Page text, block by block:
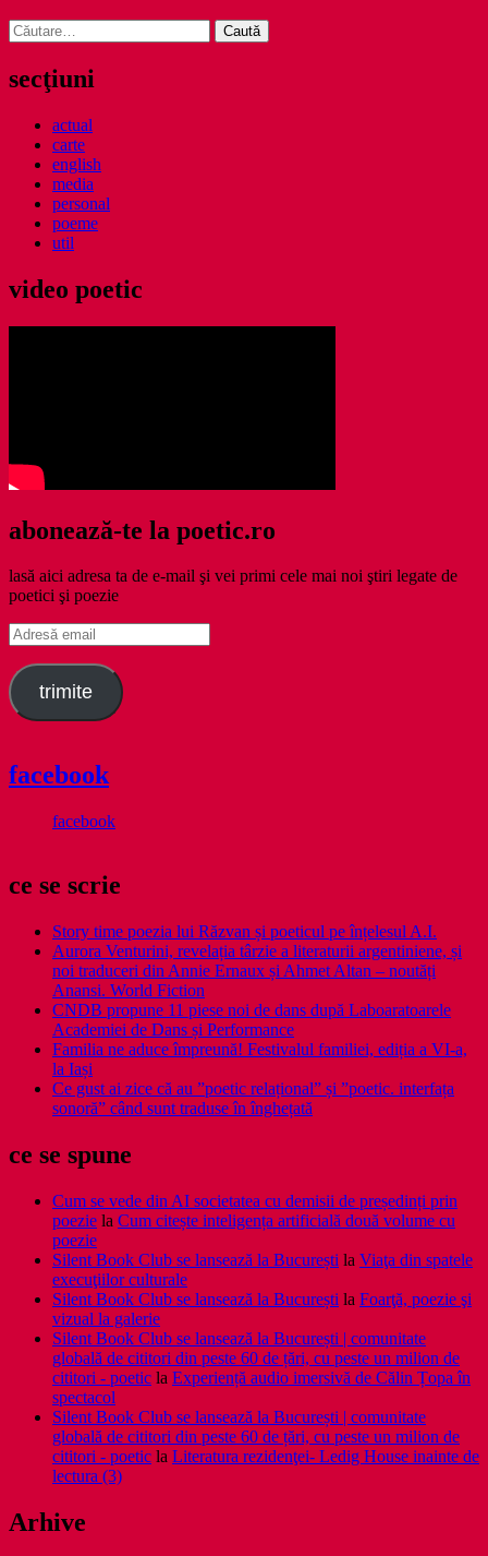
Caută
după:
secţiuni
actual
carte
english
media
personal
poeme
util
video poetic
abonează-te la poetic.ro
lasă aici adresa ta de e-mail şi vei primi cele mai noi ştiri legate de
poetici şi poezie
Adresă
email
trimite
facebook
facebook
ce se scrie
Story time poezia lui Răzvan și poeticul pe înțelesul A.I.
Aurora Venturini, revelația târzie a literaturii argentiniene, și
noi traduceri din Annie Ernaux și Ahmet Altan – noutăți
Anansi. World Fiction
CNDB propune 11 piese noi de dans după Laboaratoarele
Academiei de Dans și Performance
Familia ne aduce împreună! Festivalul familiei, ediția a VI-a,
la Iași
Ce gust ai zice că au ”poetic relațional” și ”poetic. interfața
sonoră” când sunt traduse în înghețată
ce se spune
Cum se vede din AI societatea cu demisii de președinți prin
poezie la Cum citește inteligența artificială două volume cu
poezie
Silent Book Club se lansează la București la Viaţa din spatele
execuţiilor culturale
Silent Book Club se lansează la București la Foarţă, poezie şi
vizual la galerie
Silent Book Club se lansează la București | comunitate
globală de cititori din peste 60 de țări, cu peste un milion de
cititori - poetic la Experiență audio imersivă de Călin Țopa în
spectacol
Silent Book Club se lansează la București | comunitate
globală de cititori din peste 60 de țări, cu peste un milion de
cititori - poetic la Literatura rezidenţei- Ledig House inainte de
lectura (3)
Arhive